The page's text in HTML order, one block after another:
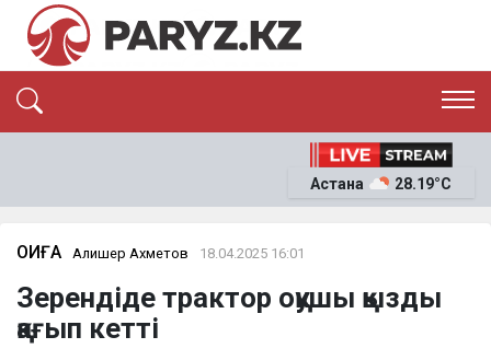
ЭКОНОМИКА
ОҚИҒА
News
Астана 28.19°C
ОҚИҒА Алишер Ахметов 18.04.2025 16:01
Зерендіде трактор оқушы қызды
қағып кетті